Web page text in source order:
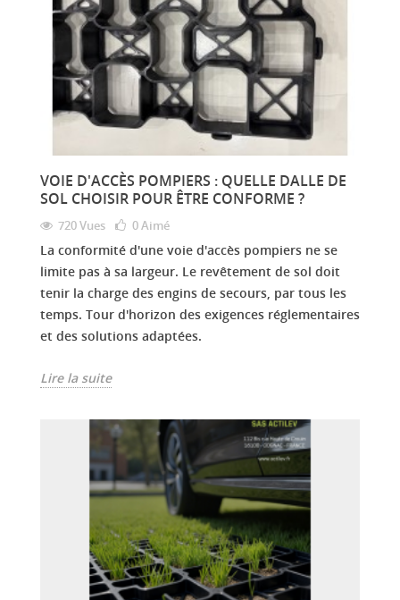
VOIE D'ACCÈS POMPIERS : QUELLE DALLE DE
SOL CHOISIR POUR ÊTRE CONFORME ?
720 Vues 0Aimé
La conformité d'une voie d'accès pompiers ne se
limite pas à sa largeur. Le revêtement de sol doit
tenir la charge des engins de secours, par tous les
temps. Tour d'horizon des exigences réglementaires
et des solutions adaptées.
Lire la suite